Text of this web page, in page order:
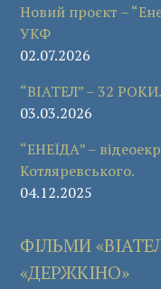
Новий проєкт –
УКФ
02.07.2026
“ВІАТЕЛ” – 32
03.03.2026
“ЕНЕЇДА” –
Котляревського.
04.12.2025
ФІЛЬМИ
«ДЕРЖКІНО»